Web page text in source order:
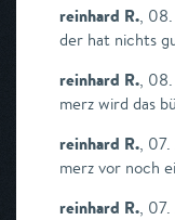
reinhard R.,
der hat nichts
reinhard R.,
merz wird das
reinhard R., 07.
merz vor noch
reinhard R., 07.